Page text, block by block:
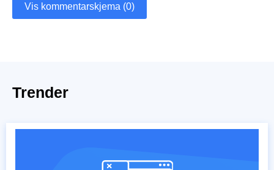
Vis kommentarskjema (0)
Trender